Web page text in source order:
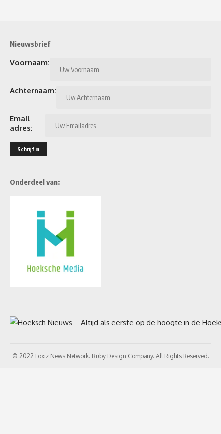
Nieuwsbrief
Voornaam:
Achternaam:
Email
adres:
Onderdeel van:
© 2022 Foxiz News Network. Ruby Design Company. All Rights Reserved.